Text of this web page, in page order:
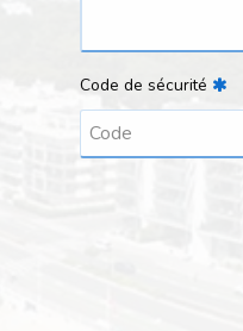
Code de sécurité